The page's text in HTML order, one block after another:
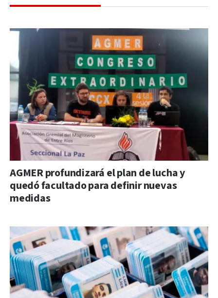
AGMER profundizará el plan de lucha y
quedó facultado para definir nuevas
medidas